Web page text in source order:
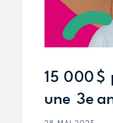
15 000 $
une 3e